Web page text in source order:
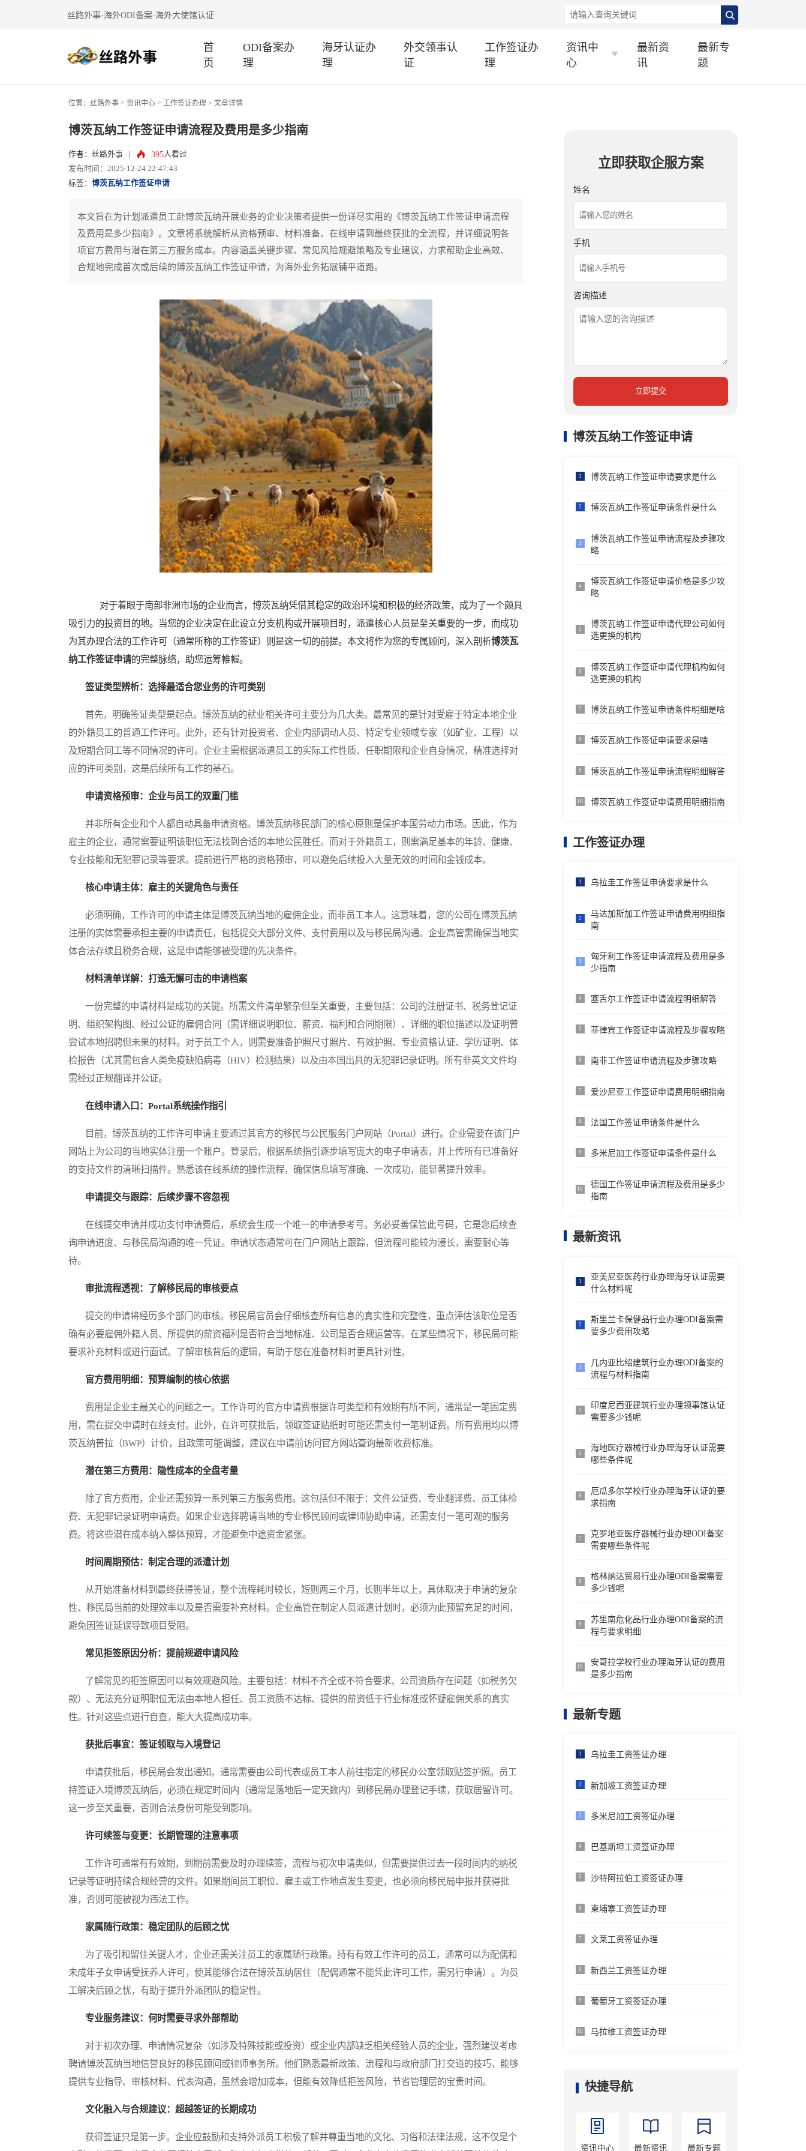
丝路外事-海外ODI备案-海外大使馆认证
首
页
ODI备案办
理
海牙认证办
理
外交领事认
证
工作签证办
理
资讯中
心
最新资
讯
最新专
题
位置： 丝路外事 > 资讯中心 > 工作签证办理 > 文章详情
博茨瓦纳工作签证申请流程及费用是多少指南
作者：丝路外事 395人看过
发布时间：2025-12-24 22:47:43
标签： 博茨瓦纳工作签证申请
本文旨在为计划派遣员工赴博茨瓦纳开展业务的企业决策者提供一份详尽实用的《博茨瓦纳工作签证申请流程
及费用是多少指南》。文章将系统解析从资格预审、材料准备、在线申请到最终获批的全流程，并详细说明各
项官方费用与潜在第三方服务成本。内容涵盖关键步骤、常见风险规避策略及专业建议，力求帮助企业高效、
合规地完成首次或后续的博茨瓦纳工作签证申请，为海外业务拓展铺平道路。
对于着眼于南部非洲市场的企业而言，博茨瓦纳凭借其稳定的政治环境和积极的经济政策，成为了一个颇具
吸引力的投资目的地。当您的企业决定在此设立分支机构或开展项目时，派遣核心人员是至关重要的一步，而成功
为其办理合法的工作许可（通常所称的工作签证）则是这一切的前提。本文将作为您的专属顾问，深入剖析博茨瓦
纳工作签证申请的完整脉络，助您运筹帷幄。
签证类型辨析：选择最适合您业务的许可类别
首先，明确签证类型是起点。博茨瓦纳的就业相关许可主要分为几大类。最常见的是针对受雇于特定本地企业
的外籍员工的普通工作许可。此外，还有针对投资者、企业内部调动人员、特定专业领域专家（如矿业、工程）以
及短期合同工等不同情况的许可。企业主需根据派遣员工的实际工作性质、任职期限和企业自身情况，精准选择对
应的许可类别，这是后续所有工作的基石。
申请资格预审：企业与员工的双重门槛
并非所有企业和个人都自动具备申请资格。博茨瓦纳移民部门的核心原则是保护本国劳动力市场。因此，作为
雇主的企业，通常需要证明该职位无法找到合适的本地公民胜任。而对于外籍员工，则需满足基本的年龄、健康、
专业技能和无犯罪记录等要求。提前进行严格的资格预审，可以避免后续投入大量无效的时间和金钱成本。
核心申请主体：雇主的关键角色与责任
必须明确，工作许可的申请主体是博茨瓦纳当地的雇佣企业，而非员工本人。这意味着，您的公司在博茨瓦纳
注册的实体需要承担主要的申请责任，包括提交大部分文件、支付费用以及与移民局沟通。企业高管需确保当地实
体合法存续且税务合规，这是申请能够被受理的先决条件。
材料清单详解：打造无懈可击的申请档案
一份完整的申请材料是成功的关键。所需文件清单繁杂但至关重要，主要包括：公司的注册证书、税务登记证
明、组织架构图、经过公证的雇佣合同（需详细说明职位、薪资、福利和合同期限）、详细的职位描述以及证明曾
尝试本地招聘但未果的材料。对于员工个人，则需要准备护照尺寸照片、有效护照、专业资格认证、学历证明、体
检报告（尤其需包含人类免疫缺陷病毒（HIV）检测结果）以及由本国出具的无犯罪记录证明。所有非英文文件均
需经过正规翻译并公证。
在线申请入口：Portal系统操作指引
目前，博茨瓦纳的工作许可申请主要通过其官方的移民与公民服务门户网站（Portal）进行。企业需要在该门户
网站上为公司的当地实体注册一个账户。登录后，根据系统指引逐步填写庞大的电子申请表，并上传所有已准备好
的支持文件的清晰扫描件。熟悉该在线系统的操作流程，确保信息填写准确、一次成功，能显著提升效率。
申请提交与跟踪：后续步骤不容忽视
在线提交申请并成功支付申请费后，系统会生成一个唯一的申请参考号。务必妥善保管此号码，它是您后续查
询申请进度、与移民局沟通的唯一凭证。申请状态通常可在门户网站上跟踪，但流程可能较为漫长，需要耐心等
待。
审批流程透视：了解移民局的审核要点
提交的申请将经历多个部门的审核。移民局官员会仔细核查所有信息的真实性和完整性，重点评估该职位是否
确有必要雇佣外籍人员、所提供的薪资福利是否符合当地标准、公司是否合规运营等。在某些情况下，移民局可能
要求补充材料或进行面试。了解审核背后的逻辑，有助于您在准备材料时更具针对性。
官方费用明细：预算编制的核心依据
费用是企业主最关心的问题之一。工作许可的官方申请费根据许可类型和有效期有所不同，通常是一笔固定费
用，需在提交申请时在线支付。此外，在许可获批后，领取签证贴纸时可能还需支付一笔制证费。所有费用均以博
茨瓦纳普拉（BWP）计价，且政策可能调整，建议在申请前访问官方网站查询最新收费标准。
潜在第三方费用：隐性成本的全盘考量
除了官方费用，企业还需预算一系列第三方服务费用。这包括但不限于：文件公证费、专业翻译费、员工体检
费、无犯罪记录证明申请费。如果企业选择聘请当地的专业移民顾问或律师协助申请，还需支付一笔可观的服务
费。将这些潜在成本纳入整体预算，才能避免中途资金紧张。
时间周期预估：制定合理的派遣计划
从开始准备材料到最终获得签证，整个流程耗时较长，短则两三个月，长则半年以上，具体取决于申请的复杂
性、移民局当前的处理效率以及是否需要补充材料。企业高管在制定人员派遣计划时，必须为此预留充足的时间，
避免因签证延误导致项目受阻。
常见拒签原因分析：提前规避申请风险
了解常见的拒签原因可以有效规避风险。主要包括：材料不齐全或不符合要求、公司资质存在问题（如税务欠
款）、无法充分证明职位无法由本地人担任、员工资质不达标、提供的薪资低于行业标准或怀疑雇佣关系的真实
性。针对这些点进行自查，能大大提高成功率。
获批后事宜：签证领取与入境登记
申请获批后，移民局会发出通知。通常需要由公司代表或员工本人前往指定的移民办公室领取贴签护照。员工
持签证入境博茨瓦纳后，必须在规定时间内（通常是落地后一定天数内）到移民局办理登记手续，获取居留许可。
这一步至关重要，否则合法身份可能受到影响。
许可续签与变更：长期管理的注意事项
工作许可通常有有效期，到期前需要及时办理续签，流程与初次申请类似，但需要提供过去一段时间内的纳税
记录等证明持续合规经营的文件。如果期间员工职位、雇主或工作地点发生变更，也必须向移民局申报并获得批
准，否则可能被视为违法工作。
家属随行政策：稳定团队的后顾之忧
为了吸引和留住关键人才，企业还需关注员工的家属随行政策。持有有效工作许可的员工，通常可以为配偶和
未成年子女申请受抚养人许可，使其能够合法在博茨瓦纳居住（配偶通常不能凭此许可工作，需另行申请）。为员
工解决后顾之忧，有助于提升外派团队的稳定性。
专业服务建议：何时需要寻求外部帮助
对于初次办理、申请情况复杂（如涉及特殊技能或投资）或企业内部缺乏相关经验人员的企业，强烈建议考虑
聘请博茨瓦纳当地信誉良好的移民顾问或律师事务所。他们熟悉最新政策、流程和与政府部门打交道的技巧，能够
提供专业指导、审核材料、代表沟通，虽然会增加成本，但能有效降低拒签风险，节省管理层的宝贵时间。
文化融入与合规建议：超越签证的长期成功
获得签证只是第一步。企业应鼓励和支持外派员工积极了解并尊重当地的文化、习俗和法律法规，这不仅是个
立即获取企服方案
姓名
手机
咨询描述
立即提交
博茨瓦纳工作签证申请
1 博茨瓦纳工作签证申请要求是什么
2 博茨瓦纳工作签证申请条件是什么
3
博茨瓦纳工作签证申请流程及步骤攻
略
4
博茨瓦纳工作签证申请价格是多少攻
略
5
博茨瓦纳工作签证申请代理公司如何
选更换的机构
6
博茨瓦纳工作签证申请代理机构如何
选更换的机构
7 博茨瓦纳工作签证申请条件明细是啥
8 博茨瓦纳工作签证申请要求是啥
9 博茨瓦纳工作签证申请流程明细解答
10 博茨瓦纳工作签证申请费用明细指南
工作签证办理
1 乌拉圭工作签证申请要求是什么
2
马达加斯加工作签证申请费用明细指
南
3
匈牙利工作签证申请流程及费用是多
少指南
4 塞舌尔工作签证申请流程明细解答
5 菲律宾工作签证申请流程及步骤攻略
6 南非工作签证申请流程及步骤攻略
7 爱沙尼亚工作签证申请费用明细指南
8 法国工作签证申请条件是什么
9 多米尼加工作签证申请条件是什么
10
德国工作签证申请流程及费用是多少
指南
最新资讯
1
亚美尼亚医药行业办理海牙认证需要
什么材料呢
2
斯里兰卡保健品行业办理ODI备案需
要多少费用攻略
3
几内亚比绍建筑行业办理ODI备案的
流程与材料指南
4
印度尼西亚建筑行业办理领事馆认证
需要多少钱呢
5
海地医疗器械行业办理海牙认证需要
哪些条件呢
6
厄瓜多尔学校行业办理海牙认证的要
求指南
7
克罗地亚医疗器械行业办理ODI备案
需要哪些条件呢
8
格林纳达贸易行业办理ODI备案需要
多少钱呢
9
苏里南危化品行业办理ODI备案的流
程与要求明细
10
安哥拉学校行业办理海牙认证的费用
是多少指南
最新专题
1 乌拉圭工资签证办理
2 新加坡工资签证办理
3 多米尼加工资签证办理
4 巴基斯坦工资签证办理
5 沙特阿拉伯工资签证办理
6 柬埔寨工资签证办理
7 文莱工资签证办理
8 新西兰工资签证办理
9 葡萄牙工资签证办理
10 马拉维工资签证办理
快捷导航
资讯中心 最新资讯 最新专题